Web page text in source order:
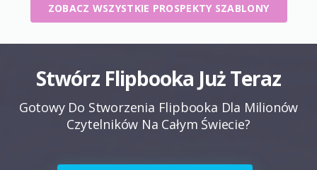
ZOBACZ WSZYSTKIE PROSPEKTY SZABLONY
Stwórz Flipbooka Już Teraz
Gotowy Do Stworzenia Flipbooka Dla Milionów
Czytelników Na Całym Świecie?